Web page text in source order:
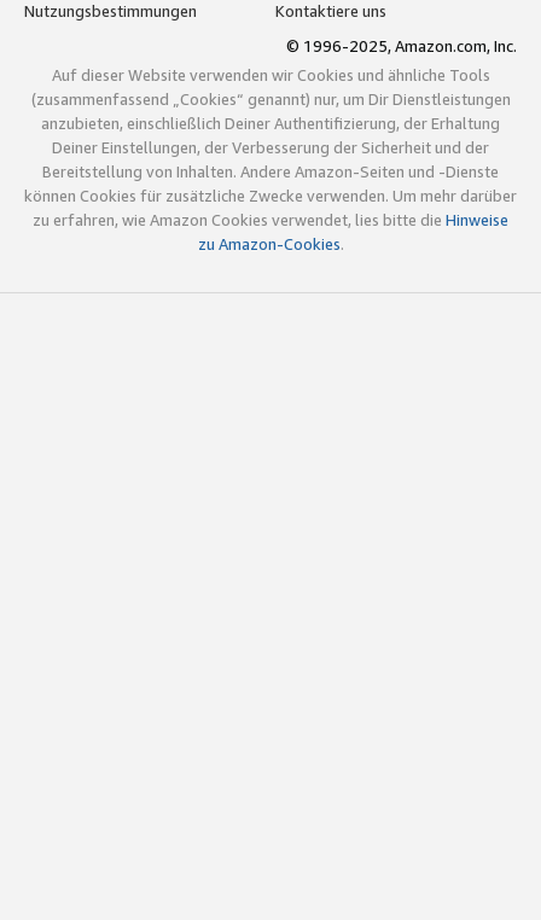
Nutzungsbestimmungen
Kontaktiere uns
© 1996-2025, Amazon.com, Inc.
Auf dieser Website verwenden wir Cookies und ähnliche Tools
(zusammenfassend „Cookies“ genannt) nur, um Dir Dienstleistungen
anzubieten, einschließlich Deiner Authentifizierung, der Erhaltung
Deiner Einstellungen, der Verbesserung der Sicherheit und der
Bereitstellung von Inhalten. Andere Amazon-Seiten und -Dienste
können Cookies für zusätzliche Zwecke verwenden. Um mehr darüber
zu erfahren, wie Amazon Cookies verwendet, lies bitte die Hinweise
zu Amazon-Cookies.